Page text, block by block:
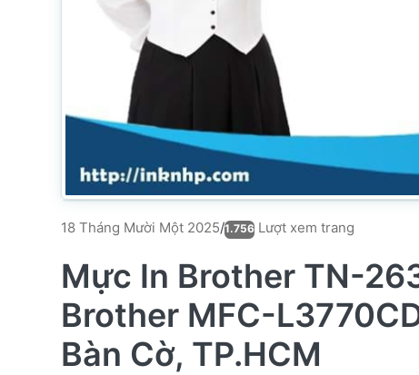
18 Tháng Mười Một 2025/1.756 Lượt xem trang
Mực In Brother TN-
Brother MFC-
Bàn Cờ, TP.HCM